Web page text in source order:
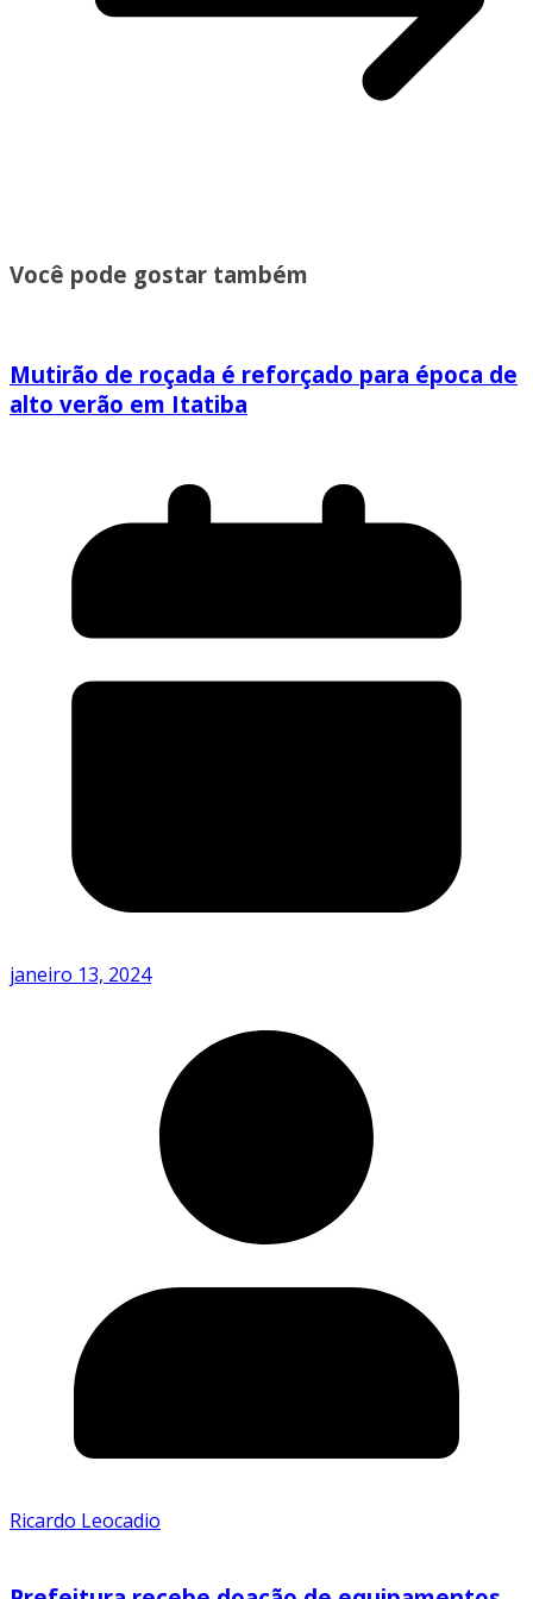
Você pode gostar também
Mutirão de roçada é reforçado para época de
alto verão em Itatiba
janeiro 13, 2024
Ricardo Leocadio